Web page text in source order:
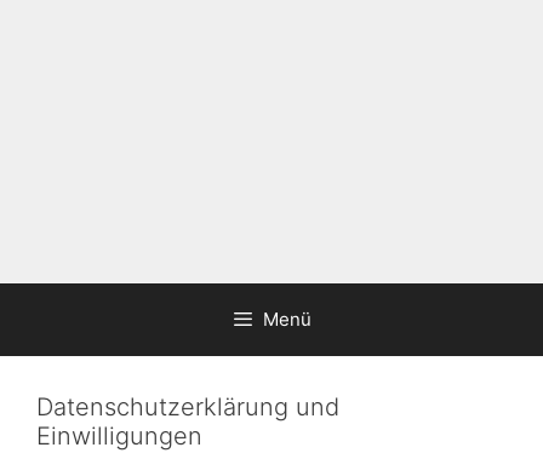
Menü
Datenschutzerklärung und
Einwilligungen